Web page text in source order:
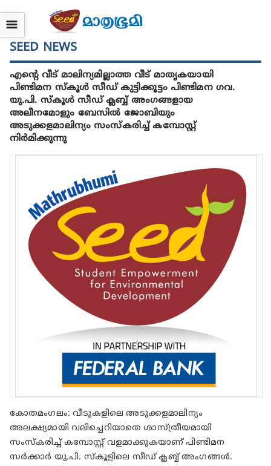
☰
SEED NEWS
എന്റെ വീട് മാലിന്യമില്ലാത്ത വീട് മാതൃകയായി
പിണ്ടിമന സ്കൂൾ സീഡ് കുട്ടിക്കൂട്ടം പിണ്ടിമന ഗവ.
യു.പി. സ്കൂൾ സീഡ് ക്ലബ്ബ് അംഗങ്ങളായ
അലീനമോളും ബേസിൽ ജോബിയും
അടുക്കളമാലിന്യം സംസ്കരിച്ച് കമ്പോസ്റ്റ്
നിർമിക്കുന്നു
കോതമംഗലം: വീടുകളിലെ അടുക്കളമാലിന്യം
അലക്ഷ്യമായി വലിച്ചെറിയാതെ ശാസ്ത്രീയമായി
സംസ്കരിച്ച് കമ്പോസ്റ്റ്‌ വളമാക്കുകയാണ് പിണ്ടിമന
സർക്കാർ യു.പി. സ്കൂളിലെ സീഡ് ക്ലബ്ബ് അംഗങ്ങൾ.